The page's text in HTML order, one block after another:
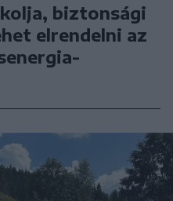
biztonsági
elrendelni az